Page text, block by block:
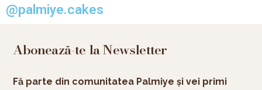
@palmiye.cakes
Abonează-te la Newsletter
Fă parte din comunitatea Palmiye și vei primi